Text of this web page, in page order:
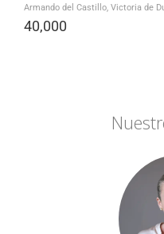
Armando del Castillo, Victoria de
40,000